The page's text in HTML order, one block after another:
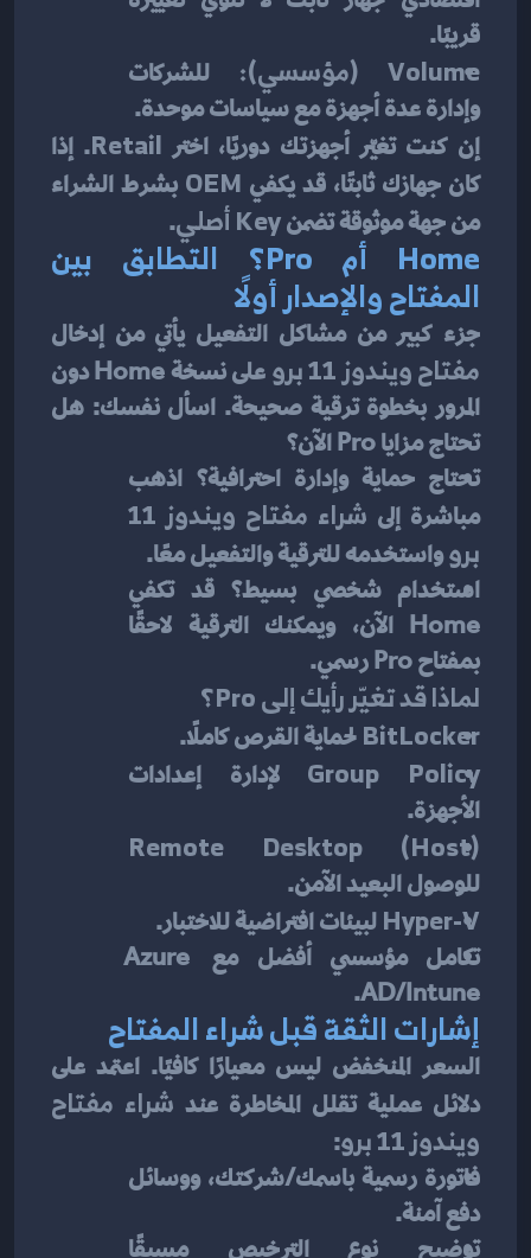
قريبًا.
Volume (مؤسسي):
وإدارة عدة أجهزة مع سياسات موحدة.
إن كنت تغيّر أجهزتك دوريًا، اختر Retail
كان جهازك ثابتًا، قد يكفي OEM
من جهة موثوقة تضمن Key أصلي .
المفتاح والإصدار أولًا
جزء كبير من مشاكل التفعيل يأتي من إدخال
مفتاح ويندوز 11 برو
تحتاج مزايا Pro الآن؟
مباشرة إلى
شراء مفتاح ويندوز 11
برو واستخدمه للترقية والتفعيل معًا.
بمفتاح Pro رسمي.
لماذا قد تغيّر رأيك إلى Pro؟
BitLocker لحماية القرص كاملًا.
Group Policy
الأجهزة.
Remote Desktop (Host)
للوصول البعيد الآمن.
Hyper-V لبيئات افتراضية للاختبار.
تكامل مؤسسي أفضل مع Azure
AD/Intune.
إشارات الثقة قبل شراء المفتاح
دلائل عملية تقلل المخاطرة عند
ويندوز 11 برو
:
دفع آمنة.